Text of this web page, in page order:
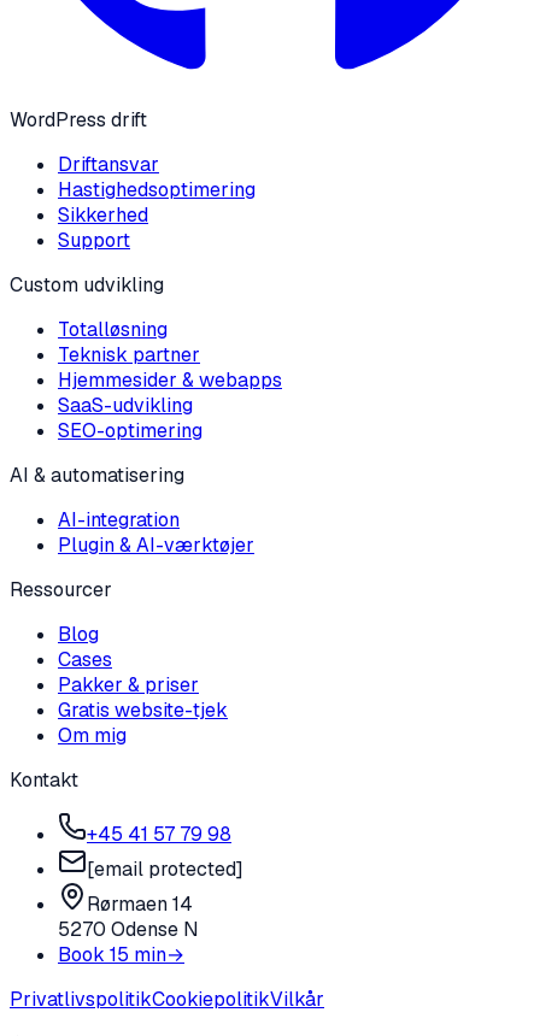
WordPress drift
Driftansvar
Hastighedsoptimering
Sikkerhed
Support
Custom udvikling
Totalløsning
Teknisk partner
Hjemmesider & webapps
SaaS-udvikling
SEO-optimering
AI & automatisering
AI-integration
Plugin & AI-værktøjer
Ressourcer
Blog
Cases
Pakker & priser
Gratis website-tjek
Om mig
Kontakt
+45 41 57 79 98
[email protected]
Rørmaen 14
5270 Odense N
Book 15 min→
PrivatlivspolitikCookiepolitikVilkår